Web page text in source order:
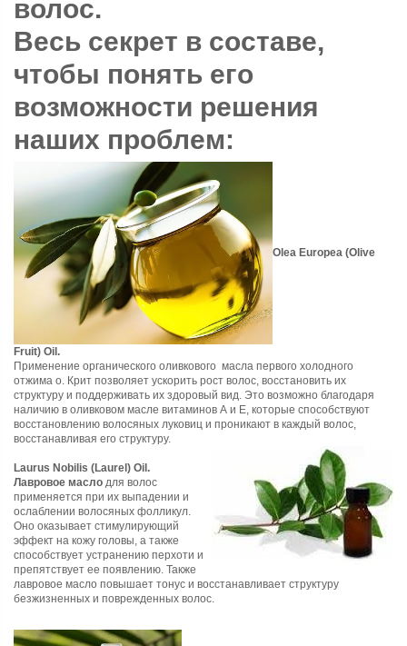
волос.
Весь секрет в составе,
чтобы понять его
возможности решения
наших проблем:
Olea Europea (Olive
Fruit) Oil.
Применение органического оливкового масла первого холодного
отжима о. Крит позволяет ускорить рост волос, восстановить их
структуру и поддерживать их здоровый вид. Это возможно благодаря
наличию в оливковом масле витаминов А и Е, которые способствуют
восстановлению волосяных луковиц и проникают в каждый волос,
восстанавливая его структуру.
Laurus Nobilis (Laurel) Oil.
Лавровое масло для волос
применяется при их выпадении и
ослаблении волосяных фолликул.
Оно оказывает стимулирующий
эффект на кожу головы, а также
способствует устранению перхоти и
препятствует ее появлению. Также
лавровое масло повышает тонус и восстанавливает структуру
безжизненных и поврежденных волос.